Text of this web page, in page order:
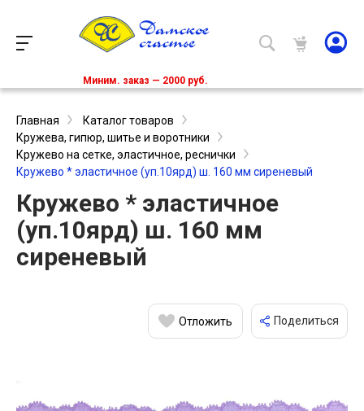
Миним. заказ — 2000 руб.
Главная
Каталог товаров
Кружева, гипюр, шитье и воротники
Кружево на сетке, эластичное, реснички
Кружево * эластичное (уп.10ярд) ш. 160 мм сиреневый
Кружево * эластичное
(уп.10ярд) ш. 160 мм
сиреневый
Отложить Поделиться